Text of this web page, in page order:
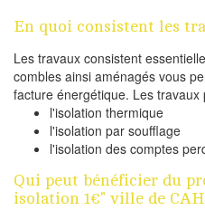
En quoi consistent les
Les travaux consistent
combles ainsi aménagés vous
facture énergétique. Les
l'isolation thermique
l'isolation par soufflage
l'isolation des comptes
Qui peut bénéficier du
isolation 1€" ville de